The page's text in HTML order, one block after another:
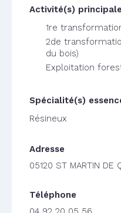
1re
2de
du bois)
Exploitation
Résineux
05120 ST MARTIN DE